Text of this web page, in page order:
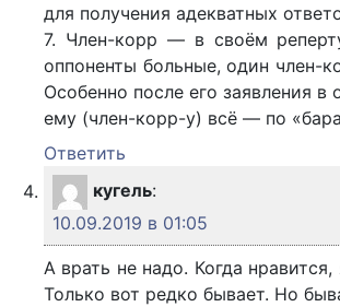
для получения адекватных
7. Член-корр — в своём
оппоненты больные, один член-
Особенно после его заявления
ему (член-корр-у) всё — по
Ответить
кугель:
10.09.2019 в 01:05
А врать не надо. Когда
Только вот редко бывает. Но